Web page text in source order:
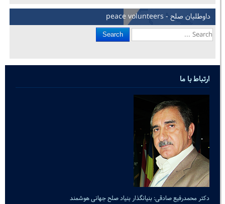
داوطلبان صلح - peace volunteers
Search
ارتباط با ما
دکتر محمدرفیع صادقی: بنیانگذار بنیاد صلح جهانی هوشمند